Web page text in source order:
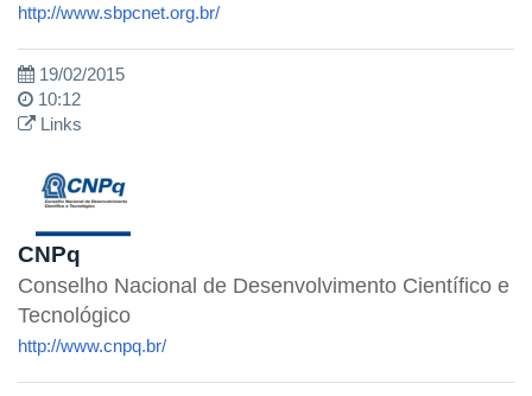
http://www.sbpcnet.org.br/
19/02/2015
10:12
Links
CNPq
Conselho Nacional de Desenvolvimento Científico e
Tecnológico
http://www.cnpq.br/